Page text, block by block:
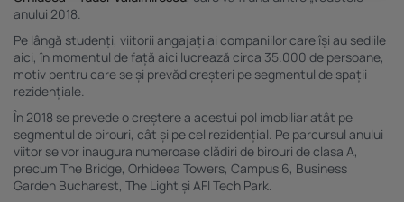
anului 2018.
Pe lângă studenți, viitorii angajați ai companiilor care își au sediile
aici, în momentul de față aici lucrează circa 35.000 de persoane,
motiv pentru care se și prevăd creșteri pe segmentul de spații
rezidențiale.
În 2018 se prevede o creștere a acestui pol imobiliar atât pe
segmentul de birouri, cât și pe cel rezidențial. Pe parcursul anului
viitor se vor inaugura numeroase clădiri de birouri de clasa A,
precum The Bridge, Orhideea Towers, Campus 6, Business
Garden Bucharest, The Light și AFI Tech Park.
conținutului. Înțelegerea publicului prin statistici sau combinații de date din surse
limitate pentru a selecta conținutul. Date precise de geolocație și identificarea prin
scanarea dispozitivului.
Listă parteneri (furnizori)